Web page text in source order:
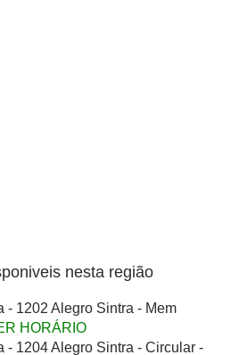
nesta região
- 1202 Alegro Sintra - Mem
HORÁRIO
- 1204 Alegro Sintra - Circular -